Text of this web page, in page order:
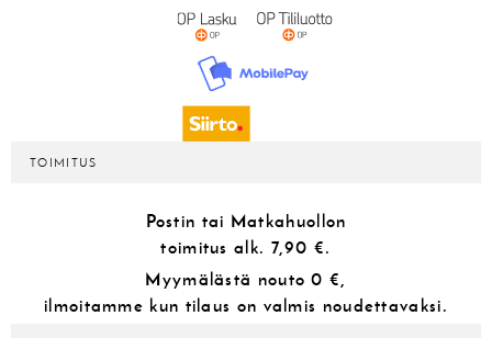
TOIMITUS
Postin tai Matkahuollon
toimitus alk. 7,90 €.
Myymälästä nouto 0 €,
ilmoitamme kun tilaus on valmis noudettavaksi.